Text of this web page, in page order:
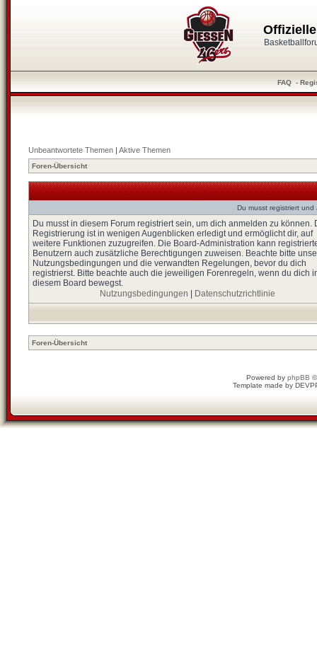
FAQ -
Unbeantwortete Themen | Aktive Themen
Foren-Übersicht
Du musst registriert
Du musst in diesem Forum registriert sein, um dich anmelden zu können.
Registrierung ist in wenigen Augenblicken erledigt und ermöglicht dir, auf
weitere Funktionen zuzugreifen. Die Board-Administration kann
Benutzern auch zusätzliche Berechtigungen zuweisen. Beachte bitte
Nutzungsbedingungen und die verwandten Regelungen, bevor du dich
registrierst. Bitte beachte auch die jeweiligen Forenregeln, wenn du dich
diesem Board bewegst.
Nutzungsbedingungen
Datenschutzrichtlinie
Foren-Übersicht
Powered by phpBB
Template made by